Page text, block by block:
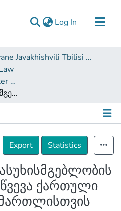
Log In (current)
Ivane Javakhishvili Tbilisi State University
Dissertations and Master Theses
პროფესიული პასუხისმგებლობის დაზღვევა-გამოწვევა ქართული სადაზღვევო სამართლისთვის
Details
Export
Statistics
ქართული